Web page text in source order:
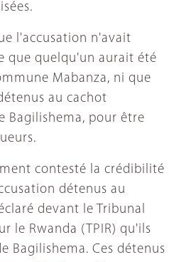
l'accusation n'avait
que quelqu'un aurait été
Mabanza, ni que
au cachot
Bagilishema, pour être
contesté la crédibilité
détenus au
devant le Tribunal
le Rwanda (TPIR) qu'ils
Bagilishema. Ces détenus